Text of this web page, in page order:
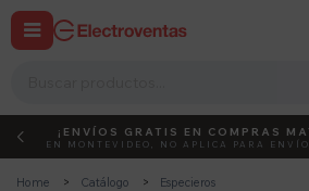

DEBUT ACTIVÁ
¡ENVÍOS GRATIS EN COMPRAS
EN MONTEVIDEO, NO APLICA PARA
Home Catálogo Especieros